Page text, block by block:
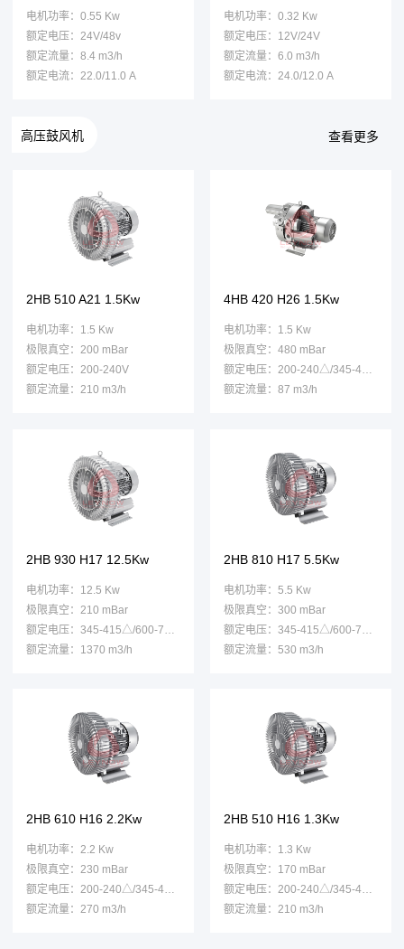
电机功率：0.55 Kw
额定电压：24V/48v
额定流量：8.4 m3/h
额定电流：22.0/11.0 A
电机功率：0.32 Kw
额定电压：12V/24V
额定流量：6.0 m3/h
额定电流：24.0/12.0 A
高压鼓风机 查看更多
2HB 510 A21 1.5Kw
电机功率：1.5 Kw
极限真空：200 mBar
额定电压：200-240V
额定流量：210 m3/h
4HB 420 H26 1.5Kw
电机功率：1.5 Kw
极限真空：480 mBar
额定电压：200-240△/345-415Y
额定流量：87 m3/h
2HB 930 H17 12.5Kw
电机功率：12.5 Kw
极限真空：210 mBar
额定流量：1370 m3/h
2HB 810 H17 5.5Kw
电机功率：5.5 Kw
极限真空：300 mBar
额定流量：530 m3/h
2HB 610 H16 2.2Kw
电机功率：2.2 Kw
极限真空：230 mBar
额定电压：200-240△/345-415Y
额定流量：270 m3/h
2HB 510 H16 1.3Kw
电机功率：1.3 Kw
极限真空：170 mBar
额定电压：200-240△/345-415Y
额定流量：210 m3/h